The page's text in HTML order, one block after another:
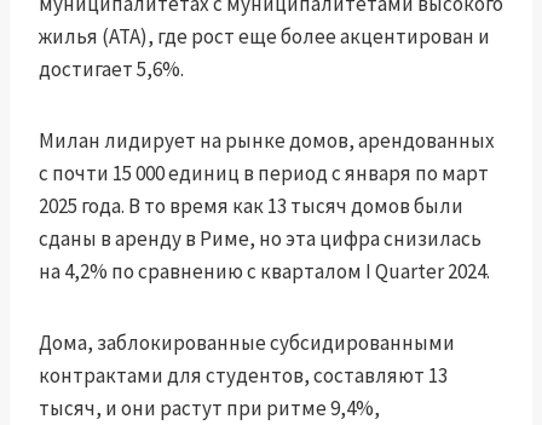
жилья (ATA), где рост еще более акцентирован и
достигает 5,6%.
Милан лидирует на рынке домов, арендованных
с почти 15 000 единиц в период с января по март
2025 года. В то время как 13 тысяч домов были
сданы в аренду в Риме, но эта цифра снизилась
на 4,2% по сравнению с кварталом I Quarter 2024.
Дома, заблокированные субсидированными
контрактами для студентов, составляют 13
тысяч, и они растут при ритме 9,4%,